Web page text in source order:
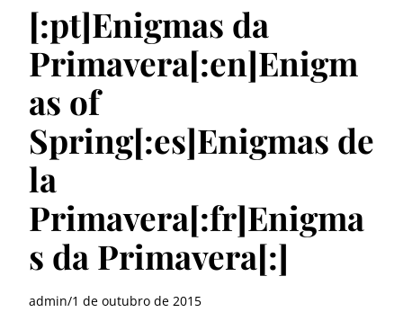
[:pt]Enigmas da
Primavera[:en]Enigm
as of
Spring[:es]Enigmas de
la
Primavera[:fr]Enigma
s da Primavera[:]
admin/1 de outubro de 2015